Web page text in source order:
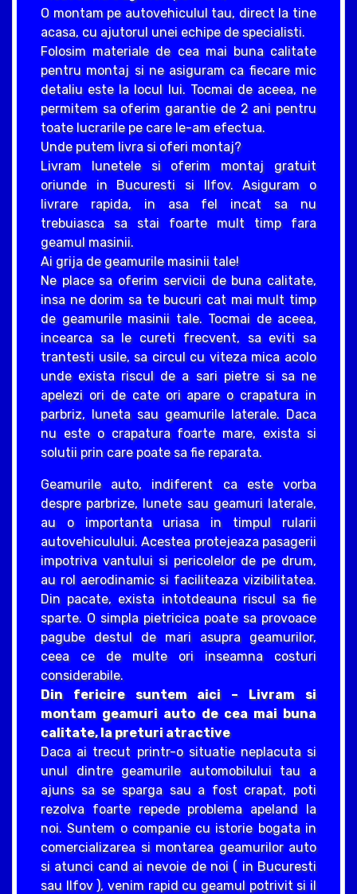
O montam pe autovehiculul tau, direct la tine
acasa, cu ajutorul unei echipe de specialisti.
Folosim materiale de cea mai buna calitate
pentru montaj si ne asiguram ca fiecare mic
detaliu este la locul lui. Tocmai de aceea, ne
permitem sa oferim garantie de 2 ani pentru
toate lucrarile pe care le-am efectua.
Unde putem livra si oferi montaj?
Livram lunetele si oferim montaj gratuit
oriunde in Bucuresti si Ilfov. Asiguram o
livrare rapida, in asa fel incat sa nu
trebuiasca sa stai foarte mult timp fara
geamul masinii.
Ai grija de geamurile masinii tale!
Ne place sa oferim servicii de buna calitate,
insa ne dorim sa te bucuri cat mai mult timp
de geamurile masinii tale. Tocmai de aceea,
incearca sa le cureti frecvent, sa eviti sa
trantesti usile, sa circul cu viteza mica acolo
unde exista riscul de a sari pietre si sa ne
apelezi ori de cate ori apare o crapatura in
parbriz, luneta sau geamurile laterale. Daca
nu este o crapatura foarte mare, exista si
solutii prin care poate sa fie reparata.
Geamurile auto, indiferent ca este vorba
despre parbrize, lunete sau geamuri laterale,
au o importanta uriasa in timpul rularii
autovehiculului. Acestea protejeaza pasagerii
impotriva vantului si pericolelor de pe drum,
au rol aerodinamic si faciliteaza vizibilitatea.
Din pacate, exista intotdeauna riscul sa fie
sparte. O simpla pietricica poate sa provoace
pagube destul de mari asupra geamurilor,
ceea ce de multe ori inseamna costuri
considerabile.
Din fericire suntem aici – Livram si
montam geamuri auto de cea mai buna
calitate, la preturi atractive
Daca ai trecut printr-o situatie neplacuta si
unul dintre geamurile automobilului tau a
ajuns sa se sparga sau a fost crapat, poti
rezolva foarte repede problema apeland la
noi. Suntem o companie cu istorie bogata in
comercializarea si montarea geamurilor auto
si atunci cand ai nevoie de noi ( in Bucuresti
sau Ilfov ), venim rapid cu geamul potrivit si il